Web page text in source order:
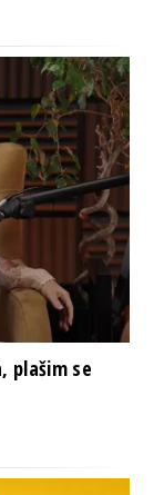
plašim se